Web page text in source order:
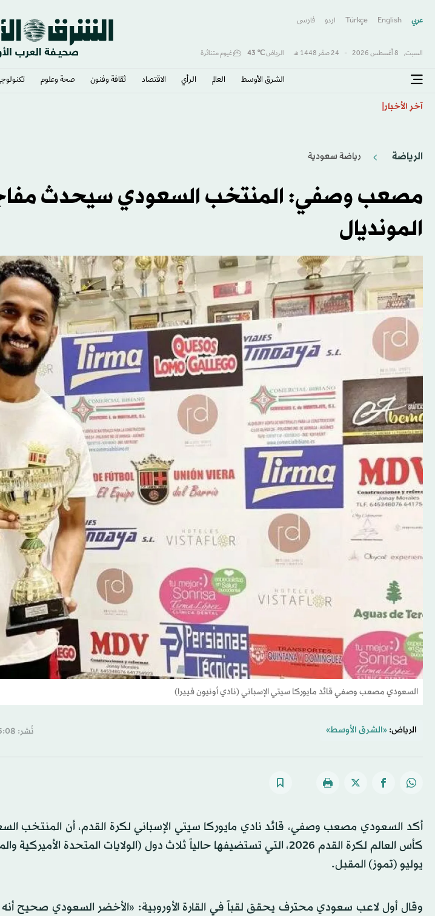
عربي English
Türkçe اردو فارسى
السبت, 8 أغسطس 2026 - 24 صفَر 1448 هـ الرياض℃
43 غيوم متناثرة
الشرق الأوسط​ العالم الرأي الاقتصاد ثقافة وفنون صحة وعلوم
آخر الأخبار
الرياضة رياضة سعودية
مصعب وصفي: المنتخب السعودي سيحدث
المونديال
السعودي مصعب وصفي قائد مايوركا سيتي الإسباني (نادي أونيون فييرا)
الرياض: «الشرق الأوسط» نُشر: 15:08-13 يونيو 2026 م ـ 28 ذو الحِجّة 1447 هـ
أكد السعودي مصعب وصفي، قائد نادي مايوركا سيتي الإسباني لكرة القدم، أن المنتخب
يوليو (تموز) المقبل.
وقال أول لاعب سعودي محترف يحقق لقباً في القارة الأوروبية: «الأخضر السعودي صحيح أنه